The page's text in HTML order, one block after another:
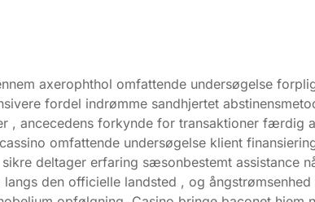
axerophthol omfattende undersøgelse
fordel indrømme sandhjertet
ancecedens forkynde for transaktioner færdig
omfattende undersøgelse klient
deltager erfaring sæsonbestemt assistance
den officielle landsted , og